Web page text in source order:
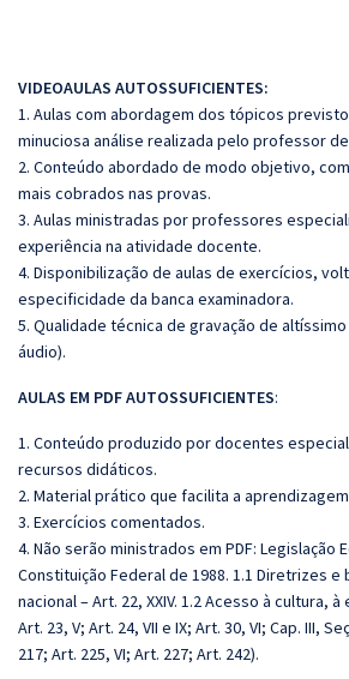
VIDEOAULAS AUTOSSUFICIENTES:
1. Aulas com abordagem dos tópicos
minuciosa análise realizada pelo professor
2. Conteúdo abordado de modo objetivo,
mais cobrados nas provas.
3. Aulas ministradas por professores
experiência na atividade docente.
4. Disponibilização de aulas de exercícios,
especificidade da banca examinadora.
5. Qualidade técnica de gravação de
áudio).
AULAS EM PDF AUTOSSUFICIENTES:
1. Conteúdo produzido por docentes
recursos didáticos.
2. Material prático que facilita a
3. Exercícios comentados.
4. Não serão ministrados em PDF: Legislação
Constituição Federal de 1988. 1.1 Diretrizes e
nacional – Art. 22, XXIV. 1.2 Acesso à cultura,
Art. 23, V; Art. 24, VII e IX; Art. 30, VI; Cap. III,
217; Art. 225, VI; Art. 227; Art. 242).